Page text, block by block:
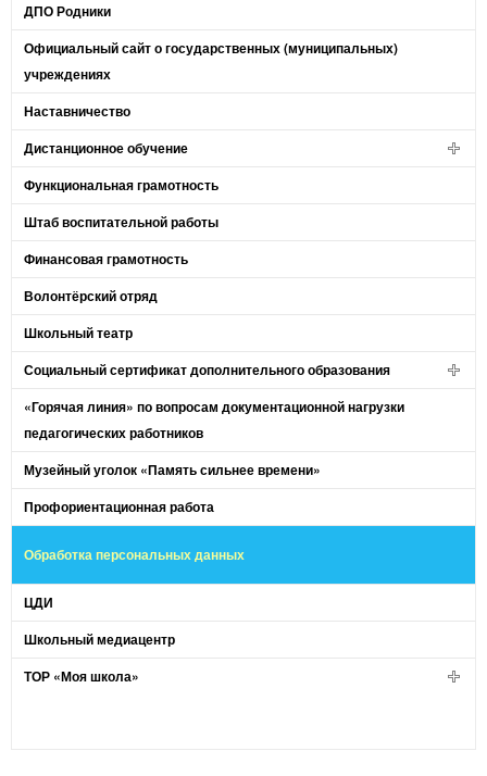
ДПО Родники
Официальный сайт о государственных (муниципальных)
учреждениях
Наставничество
Дистанционное обучение
Функциональная грамотность
Штаб воспитательной работы
Финансовая грамотность
Волонтёрский отряд
Школьный театр
Социальный сертификат дополнительного образования
«Горячая линия» по вопросам документационной нагрузки
педагогических работников
Музейный уголок «Память сильнее времени»
Профориентационная работа
Обработка персональных данных
ЦДИ
Школьный медиацентр
ТОР «Моя школа»